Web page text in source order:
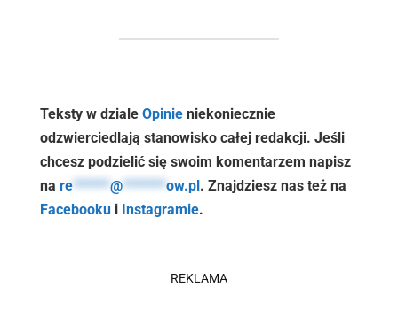
Teksty w dziale Opinie niekoniecznie
odzwierciedlają stanowisko całej redakcji. Jeśli
chcesz podzielić się swoim komentarzem napisz
na re******@*******ow.pl. Znajdziesz nas też na
Facebooku i Instagramie.
REKLAMA